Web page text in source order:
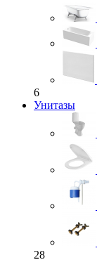
6
Унитазы
28